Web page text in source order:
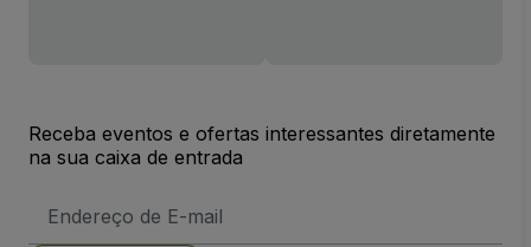
Receba eventos e ofertas interessantes diretamente
na sua caixa de entrada
de